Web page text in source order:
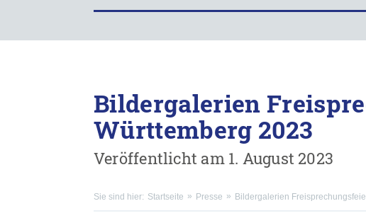
Bildergalerien
Württemberg 2023
Veröffentlicht am 1. August 2023
Sie sind hier: Startseite Presse Bildergalerien